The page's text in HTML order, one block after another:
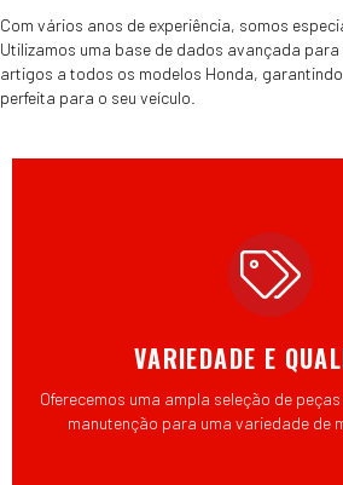
Com vários anos de experiência, somos
Utilizamos uma base de dados avançada
artigos a todos os modelos Honda,
perfeita para o seu veículo.
VARIEDADE E
Oferecemos uma ampla seleção de
manutenção para uma variedade de